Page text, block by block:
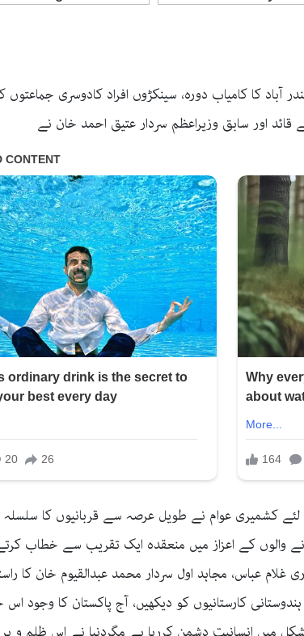
کا کامیاب دورہ، سینکڑوں افراد کادوسری جماعتوں
اور سابق وزیراعظم سردار عتیق احمد خان نے
کشمیری عوام نے طویل عرصہ سے قربانیوں کا سلسلہ
والوں کے اعزاز میں منعقدہ ایک تقریب سے خطاب
عباس، مجاہد اول سردار محمد عبدالقیوم خان کا
کارستانیوں کو دیکھیں، آج پاکستان کا وجود
شکل میں انسانیت دشمن کررہا ہے مگردنیا نے اس ظلم و